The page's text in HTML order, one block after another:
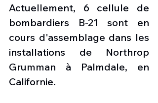
Actuellement, 6 cellule de
bombardiers B-21 sont en
cours d'assemblage dans les
installations de Northrop
Grumman à Palmdale, en
Californie.